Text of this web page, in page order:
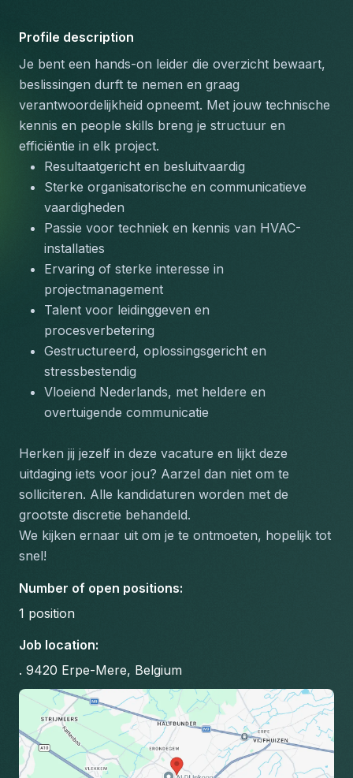
Profile description
Je bent een hands-on leider die overzicht bewaart,
beslissingen durft te nemen en graag
verantwoordelijkheid opneemt. Met jouw technische
kennis en people skills breng je structuur en
efficiëntie in elk project.
Resultaatgericht en besluitvaardig
Sterke organisatorische en communicatieve
vaardigheden
Passie voor techniek en kennis van HVAC-
installaties
Ervaring of sterke interesse in
projectmanagement
Talent voor leidinggeven en
procesverbetering
Gestructureerd, oplossingsgericht en
stressbestendig
Vloeiend Nederlands, met heldere en
overtuigende communicatie
Herken jij jezelf in deze vacature en lijkt deze
uitdaging iets voor jou? Aarzel dan niet om te
solliciteren. Alle kandidaturen worden met de
grootste discretie behandeld.
We kijken ernaar uit om je te ontmoeten, hopelijk tot
snel!
Number of open positions:
1 position
Job location:
. 9420 Erpe-Mere, Belgium